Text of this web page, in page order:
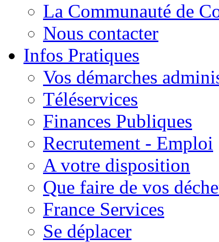
La Communauté de
Nous contacter
Infos Pratiques
Vos démarches
Téléservices
Finances Publiques
Recrutement - Emploi
A votre disposition
Que faire de vos
France Services
Se déplacer